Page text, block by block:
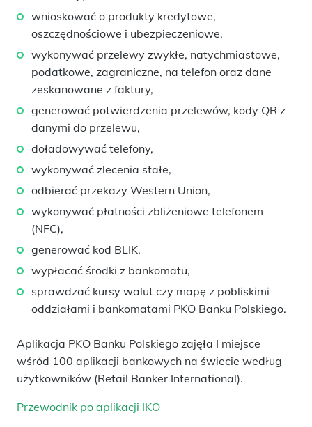
wnioskować o produkty kredytowe,
oszczędnościowe i ubezpieczeniowe,
wykonywać przelewy zwykłe, natychmiastowe,
podatkowe, zagraniczne, na telefon oraz dane
zeskanowane z faktury,
generować potwierdzenia przelewów, kody QR z
danymi do przelewu,
doładowywać telefony,
wykonywać zlecenia stałe,
odbierać przekazy Western Union,
wykonywać płatności zbliżeniowe telefonem
(NFC),
generować kod BLIK,
wypłacać środki z bankomatu,
sprawdzać kursy walut czy mapę z pobliskimi
oddziałami i bankomatami PKO Banku Polskiego.
Aplikacja PKO Banku Polskiego zajęła I miejsce
wśród 100 aplikacji bankowych na świecie według
użytkowników (Retail Banker International).
Przewodnik po aplikacji IKO